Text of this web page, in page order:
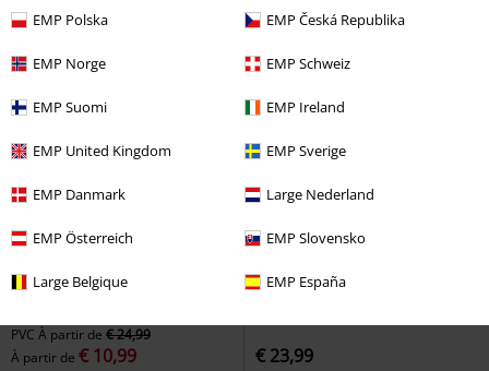
EMP Polska EMP Česká Republika
EMP Norge EMP Schweiz
EMP Suomi EMP Ireland
EMP United Kingdom EMP Sverige
EMP Danmark Large Nederland
EMP Österreich EMP Slovensko
Large Belgique EMP España
PVC À partir de € 24,99
À partir de € 10,99 € 23,99